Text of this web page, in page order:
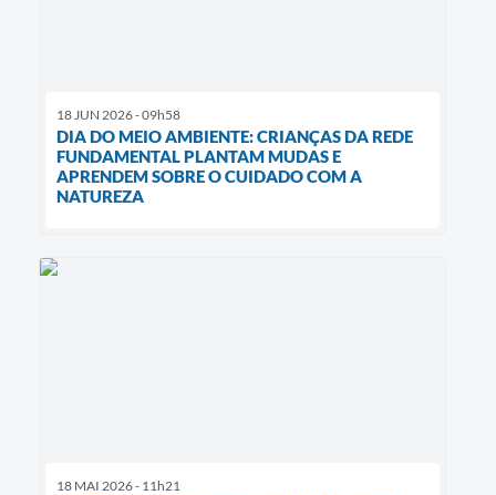
18 JUN 2026 - 09h58
DIA DO MEIO AMBIENTE: CRIANÇAS DA REDE
FUNDAMENTAL PLANTAM MUDAS E
APRENDEM SOBRE O CUIDADO COM A
NATUREZA
18 MAI 2026 - 11h21